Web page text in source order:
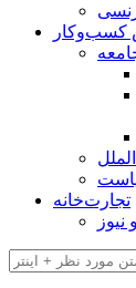
کسب‌وکار
تجارت‌خانه
نیوز